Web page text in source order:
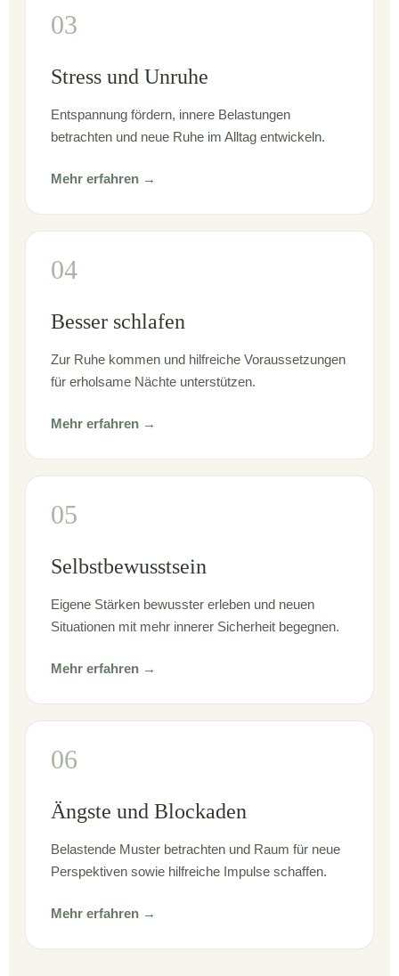
03
Stress und Unruhe
Entspannung fördern, innere Belastungen
betrachten und neue Ruhe im Alltag entwickeln.
Mehr erfahren →
04
Besser schlafen
Zur Ruhe kommen und hilfreiche Voraussetzungen
für erholsame Nächte unterstützen.
Mehr erfahren →
05
Selbstbewusstsein
Eigene Stärken bewusster erleben und neuen
Situationen mit mehr innerer Sicherheit begegnen.
Mehr erfahren →
06
Ängste und Blockaden
Belastende Muster betrachten und Raum für neue
Perspektiven sowie hilfreiche Impulse schaffen.
Mehr erfahren →